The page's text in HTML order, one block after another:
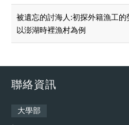
被遺忘的討海人:初探外籍漁工
以澎湖時裡漁村為例
聯絡資訊
大學部